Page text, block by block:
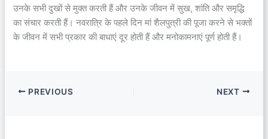
उनके सभी दुखों से मुक्त करती हैं और उनके जीवन में सुख, शांति और समृद्धि
का संचार करती हैं। नवरात्रि के पहले दिन मां शैलपुत्री की पूजा करने से भक्तों
के जीवन में सभी प्रकार की बाधाएं दूर होती हैं और मनोकामनाएं पूर्ण होती हैं।
PREVIOUS NEXT